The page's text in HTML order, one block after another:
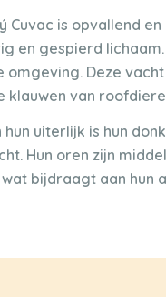
Cuvac is opvallend
en gespierd
Deze
klauwen van
uiterlijk is hun
Hun oren zijn
bijdraagt aan hun